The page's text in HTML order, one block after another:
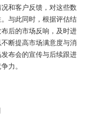
和客户反馈，对这些数
与此同时，根据评估结
后的市场反响，及时进
断提高市场满意度与消
布会的宣传与后续跟进
力。